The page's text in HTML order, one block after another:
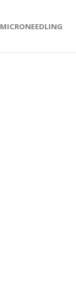
MICRONEEDLING